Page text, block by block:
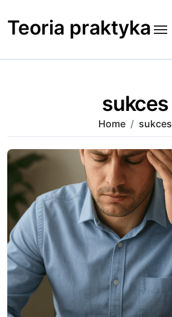
to
content
Teoria praktyka
sukces
Home sukces